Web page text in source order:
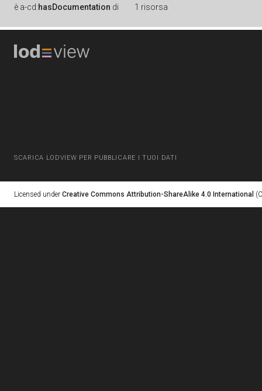
è a-cd:hasDocumentation di 1 risorsa
SCARICA LODVIEW PER PUBBLICARE I TUOI DATI
Licensed under Creative Commons Attribution-ShareAlike 4.0 International